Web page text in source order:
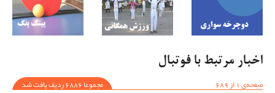
اخبار مرتبط با فوتبال
صفحه‌ی 1 از 689
مجموعا 6886 ردیف یافت شد